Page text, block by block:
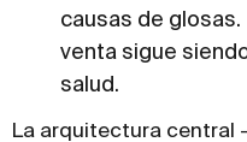
causas de
venta sigue
salud.
La arquitectura central